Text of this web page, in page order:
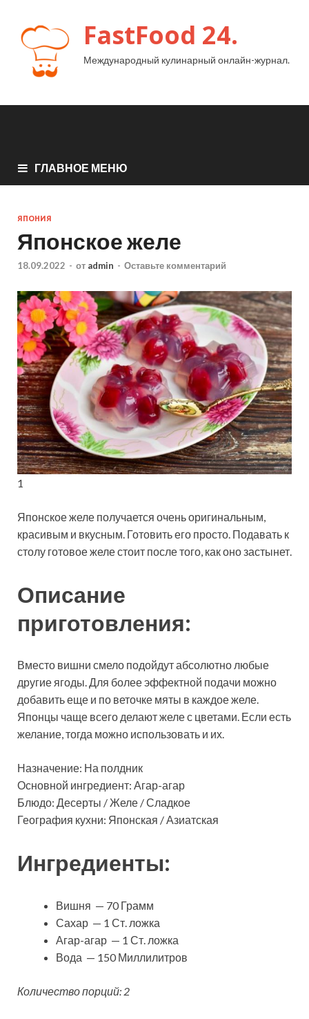
FastFood 24.
Международный кулинарный онлайн-журнал.
ГЛАВНОЕ МЕНЮ
ЯПОНИЯ
Японское желе
18.09.2022 - от admin - Оставьте комментарий
1
Японское желе получается очень оригинальным,
красивым и вкусным. Готовить его просто. Подавать к
столу готовое желе стоит после того, как оно застынет.
Описание
приготовления:
Вместо вишни смело подойдут абсолютно любые
другие ягоды. Для более эффектной подачи можно
добавить еще и по веточке мяты в каждое желе.
Японцы чаще всего делают желе с цветами. Если есть
желание, тогда можно использовать и их.
Назначение: На полдник
Основной ингредиент: Агар-агар
Блюдо: Десерты / Желе / Сладкое
География кухни: Японская / Азиатская
Ингредиенты:
Вишня — 70 Грамм
Сахар — 1 Ст. ложка
Агар-агар — 1 Ст. ложка
Вода — 150 Миллилитров
Количество порций: 2